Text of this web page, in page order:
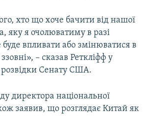
хто що хоче бачити від нашої
яку я очолюватиму в разі
впливати або змінюватися в
– сказав Реткліфф у
розвідки Сенату США.
директора національної
заявив, що розглядає Китай як